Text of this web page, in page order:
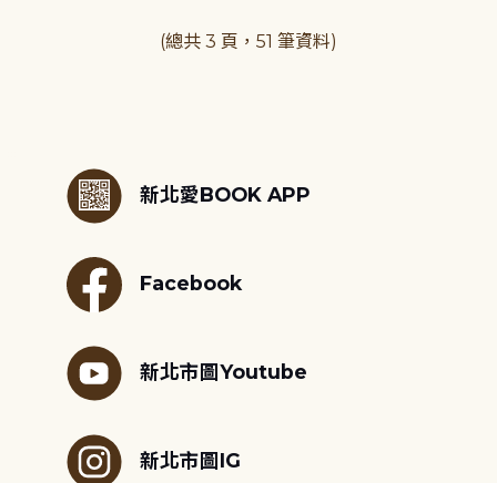
(總共 3 頁，51 筆資料)
新北愛BOOK APP
Facebook
新北市圖Youtube
新北市圖IG